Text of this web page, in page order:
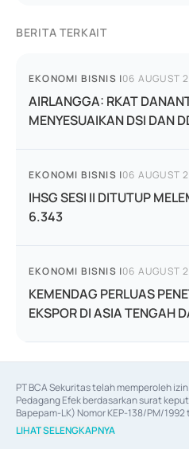
BERITA TERKAIT
EKONOMI BISNIS |06 AUGUST
AIRLANGGA: RKAT
MENYESUAIKAN DSI DAN
EKONOMI BISNIS |06 AUGUST
IHSG SESI II DITUTUP
6.343
EKONOMI BISNIS |06 AUGUST
KEMENDAG PERLUAS
EKSPOR DI ASIA TENGAH
PT BCA Sekuritas telah memperoleh
Pedagang Efek berdasarkan surat
Bapepam-LK) Nomor KEP-138/PM/1992
06/D.04/2014 tanggal 28 Februari 2014,
Efek berdasarkan surat keputusan
LIHAT SELENGKAPNYA